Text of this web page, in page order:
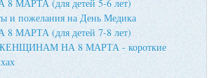
МАРТА (для детей 5-6 лет)
и пожелания на День Медика
МАРТА (для детей 7-8 лет)
НА 8 МАРТА - короткие